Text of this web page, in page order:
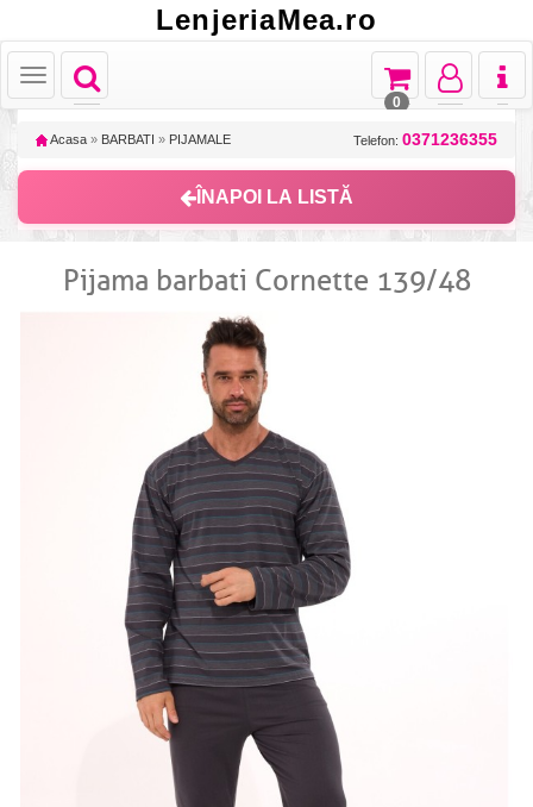
LenjeriaMea.ro
Toggle
navigation
Toggle
Toggle
navigation
Toggle
navigation
Toggle
navigation
0
Acasa » BARBATI » PIJAMALE Telefon: 0371236355
ÎNAPOI LA LISTĂ
Pijama barbati Cornette 139/48